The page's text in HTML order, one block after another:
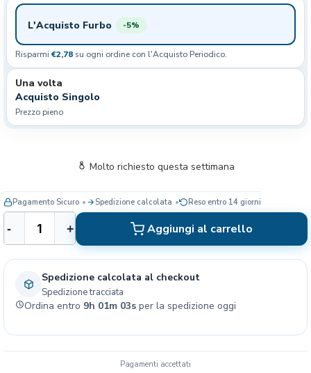
L'Acquisto Furbo -5%
Risparmi €2,78 su ogni ordine con l'Acquisto Periodico.
Una volta
Acquisto Singolo
Prezzo pieno
e
o
a
r
d
- + Aggiungi al carrello
Molto richiesto questa settimana
Pagamento Sicuro Spedizione calcolata Reso entro 14 giorni
Spedizione calcolata al checkout
Spedizione tracciata
Ordina entro 9h 01m 02s per la spedizione oggi
Pagamenti accettati